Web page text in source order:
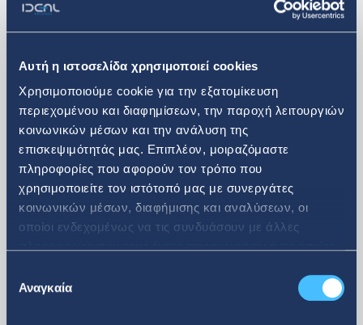
Αυτή η ιστοσελίδα χρησιμοποιεί cookies
Χρησιμοποιούμε cookie για την εξατομίκευση
περιεχομένου και διαφημίσεων, την παροχή λειτουργιών
κοινωνικών μέσων και την ανάλυση της
επισκεψιμότητάς μας. Επιπλέον, μοιραζόμαστε
πληροφορίες που αφορούν τον τρόπο που
χρησιμοποιείτε τον ιστότοπό μας με συνεργάτες
κοινωνικών μέσων, διαφήμισης και αναλύσεων, οι
οποίοι ενδεχομένως να τις συνδυάσουν με άλλες
των υπηρεσιών τους.
συγκατάθεσης
Αναγκαία
περισσότερα